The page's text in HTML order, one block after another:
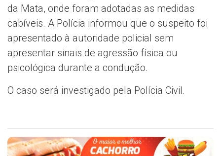
da Mata, onde foram adotadas as medidas
cabíveis. A Polícia informou que o suspeito foi
apresentado à autoridade policial sem
apresentar sinais de agressão física ou
psicológica durante a condução.
O caso será investigado pela Polícia Civil.